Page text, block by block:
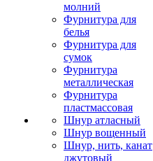
молний
Фурнитура для
белья
Фурнитура для
сумок
Фурнитура
металлическая
Фурнитура
пластмассовая
Шнур атласный
Шнур вощенный
Шнур, нить, канат
джутовый